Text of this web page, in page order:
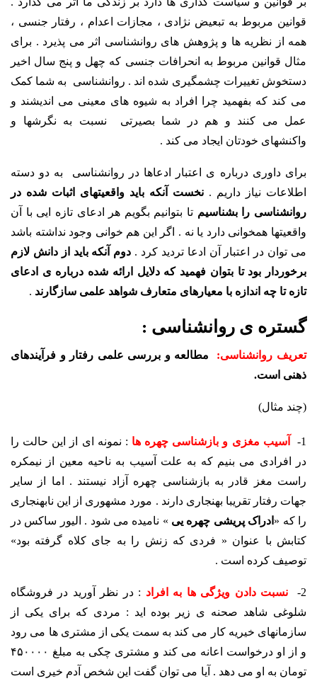
قوانین مربوط به تبعیض نژادی ، مجازات اعدام ، رفتار جنسی ،
همه از نظریه ها و پژوهش های روانشناسی اثر می پذیرد . برای
مثال قوانین مربوط به انحرافات جنسی که چهل و پنج سال اخیر
دستخوش تغییرات چشمگیری شده اند . روانشناسی به شما کمک
می کند که بفهمید چرا افراد به شیوه های معینی می اندیشند و
عمل می کنند و هم در شما بصیرتی نسبت به نگرشها و
واکنشهای خودتان ایجاد می کند .
برای داوری درباره ی اعتبار ادعاها در روانشناسی به دو دسته
اطلاعات نیاز داریم . نخست آنکه باید واقعیتهای اثبات شده در
روانشناسی را بشناسیم تا بتوانیم بگویم هر ادعای تازه ایی با آن
واقعیتها همخوانی دارد یا نه . اگر این هم خوانی وجود نداشته باشد
می توان در اعتبار آن ادعا تردید کرد . دوم آنکه باید از دانش لازم
برخوردار بود تا بتوان فهمید که دلایل ارائه شده درباره ی ادعای
تازه تا چه اندازه با معیارهای متعارف شواهد علمی سازگارند .
گستره ی روانشناسی :
تعریف روانشناسی:
مطالعه و بررسی علمی رفتار و فرآیندهای
ذهنی است.
(چند مثال)
1- آسیب مغزی و بازشناسی چهره ها : نمونه ای از این حالت را
در افرادی می بنیم که به علت آسیب به ناحیه معین از نیمکره
راست مغز قادر به بازشناسی چهره آزاد نیستند . اما از سایر
جهات رفتار تقریبا بهنجاری دارند . مورد مشهوری از این نابهنجاری
را که « ادراک پریشی چهره یی » نامیده می شود . الیور ساکس در
کتابش با عنوان « فردی که زنش را به جای کلاه گرفته بود»
توصیف کرده است .
2- نسبت دادن ویژگی ها به افراد : در نظر آورید در فروشگاه
شلوغی شاهد صحنه ی زیر بوده اید : مردی که برای یکی از
سازمانهای خیریه کار می کند به سمت یکی از مشتری ها می رود
و از او درخواست اعانه می کند و مشتری چکی به مبلغ ۴۵۰۰۰۰
تومان به او می دهد . آیا می توان گفت این شخص آدم خیری است